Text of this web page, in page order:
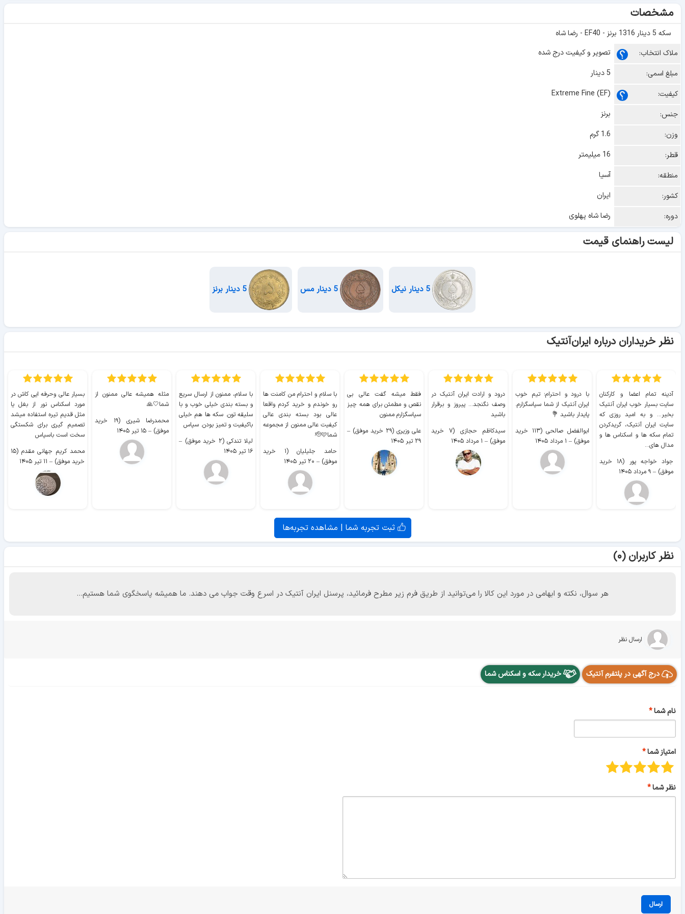
مشخصات
سکه 5 دینار 1316 برنز - EF40 - رضا شاه
ملاک انتخاب:
تصویر و کیفیت درج شده
مبلغ اسمی:
5 دینار
کیفیت:
Extreme Fine (EF)
جنس:
برنز
وزن:
1.6 گرم
قطر:
16 میلیمتر
منطقه:
آسیا
کشور:
ایران
دوره:
رضا شاه پهلوی
لیست راهنمای قیمت
5 دینار نیکل 5 دینار مس 5 دینار برنز
نظر خریداران درباره ایران‌آنتیک
آدینه تمام اعضا و کارکنان
سایت بسیار خوب ايران آنتیک
بخیر... و به امید روزی که
سایت ايران آنتیک، گریدکردن
تمام سکه ها و اسکناس ها و
مدال های...
جواد خواجه پور (۱۸ خرید
موفق) – ۹ مرداد ۱۴۰۵
با درود و احترام؛ تیم خوب
ایران آنتیک از شما سپاسگزارم.
پایدار باشید 💐
ابوالفضل صالحی (۱۱۳ خرید
موفق) – ۱ مرداد ۱۴۰۵
درود و ارادت ایران آنتیک در
وصف نگنجد... پیروز و برقرار
باشید
سیدکاظم حجازی (۷ خرید
موفق) – ۱ مرداد ۱۴۰۵
فقط میشه گفت عالی بی
نقص و مطمئن برای همه چیز
سپاسگزارم ممنون
علی وزیری (۲۹ خرید موفق)
–
۲۹ تیر ۱۴۰۵
با سلام و احترام من کامنت ها
رو خوندم و خرید کردم واقعا
عالی بود بسته بندی عالی
کیفیت عالی ممنون از مجموعه
شما🫡🩷
حامد جلیلیان (۱ خرید
موفق) – ۲۰ تیر ۱۴۰۵
با سلام، ممنون از ارسال سریع
و بسته بندی خیلی خوب و با
سلیقه تون. سکه ها هم خیلی
باکیفیت و تمیز بودن. سپاس
لیلا تندکی (۲ خرید موفق)
–
۱۶ تیر ۱۴۰۵
مثله همیشه عالی ممنون از
شما🤍🙏
محمدرضا شیری (۱۹ خرید
موفق) – ۱۵ تیر ۱۴۰۵
بسیار عالی وحرفه ایی کاش در
مورد اسکناس نور از بغل یا
مثل قدیم تیره استفاده میشد
تصمیم گیری برای شکستگی
سخت است باسپاس
محمد کریم جهانی مقدم (۱۵
خرید موفق) – ۱۱ تیر ۱۴۰۵
ثبت تجربه شما | مشاهده تجربه‌ها
نظر کاربران (۰)
هر سوال، نکته و ابهامی در مورد این کالا را می‌توانید از طریق فرم زیر مطرح فرمائید، پرسنل ایران آنتیک در اسرع وقت جواب می دهند. ما همیشه پاسخگوی شما هستیم...
ارسال نظر
درج آگهی در پلتفرم آنتیک خریدار سکه و اسکناس شما
نام شما
امتیاز شما
نظر شما
ارسال